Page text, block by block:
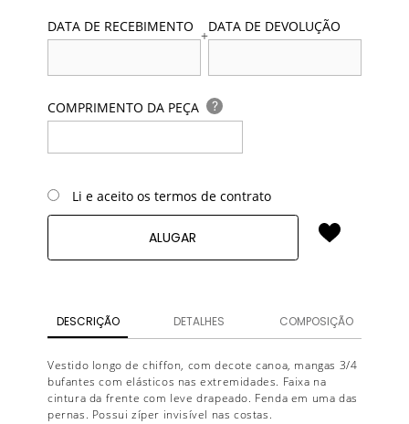
DATA DE RECEBIMENTO +DATA DE DEVOLUÇÃO
COMPRIMENTO DA PEÇA ?
Li e aceito os termos de contrato
ALUGAR
DESCRIÇÃO DETALHES COMPOSIÇÃO
Vestido longo de chiffon, com decote canoa, mangas 3/4
bufantes com elásticos nas extremidades. Faixa na
cintura da frente com leve drapeado. Fenda em uma das
pernas. Possui zíper invisível nas costas.